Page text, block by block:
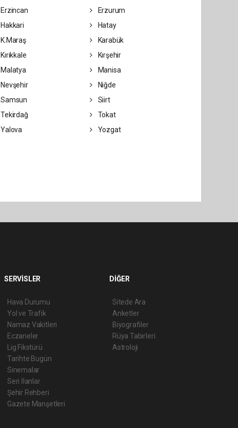
Erzincan
Erzurum
Hakkari
Hatay
K.Maraş
Karabük
Kırıkkale
Kırşehir
Malatya
Manisa
Nevşehir
Niğde
Samsun
Siirt
Tekirdağ
Tokat
Yalova
Yozgat
SERVİSLER
Hava Durumu
Yol ve Trafik
Namaz Vakitleri
Eczaneler
Lig Fikstürü
Tarihte Bugün
Sinemalar
Seri İlanlar
Şehir Rehberi
Gazete Manşetleri
DİĞER
Sitede Ara
Anketler
Biyografiler
Rüya Tabirleri
Astroloji